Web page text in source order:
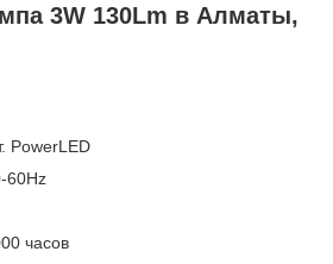
3W 130Lm в Алматы,
PowerLED
60Hz
часов